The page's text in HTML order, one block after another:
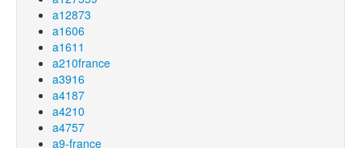
a12873
a1606
a1611
a210france
a3916
a4187
a4210
a4757
a9-france